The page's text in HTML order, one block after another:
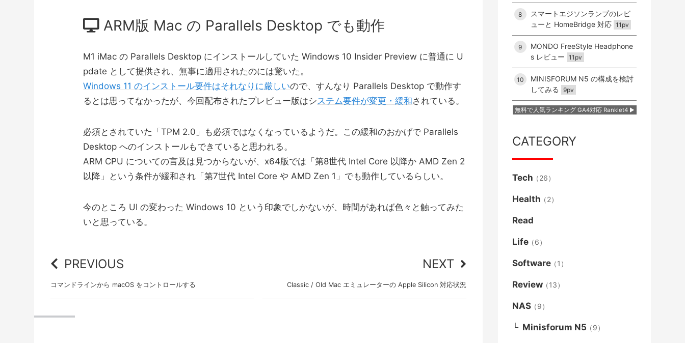
ARM版 Mac の Parallels Desktop でも動作
M1 iMac の Parallels Desktop にインストールしていた Windows 10 Insider Preview に普通に U
pdate として提供され、無事に適用されたのには驚いた。
Windows 11 のインストール要件はそれなりに厳しいので、すんなり Parallels Desktop で動作す
るとは思ってなかったが、今回配布されたプレビュー版はシ ステム要件が変更・緩和されている。
必須とされていた「TPM 2.0」も必須ではなくなっているようだ。この緩和のおかげで Parallels
Desktop へのインストールもできていると思われる。
ARM CPU についての言及は見つからないが、x64版では「第8世代 Intel Core 以降か AMD Zen 2
以降」という条件が緩和され「第7世代 Intel Core や AMD Zen 1」でも動作しているらしい。
今のところ UI の変わった Windows 10 という印象でしかないが、時間があれば色々と触ってみた
いと思っている。
PREVIOUS
コマンドラインから macOS をコントロールする
NEXT
Classic / Old Mac エミュレーターの Apple Silicon 対応状況
8
スマートエジソンランプのレビ
ューと HomeBridge 対応 11pv
9
MONDO FreeStyle Headphone
s レビュー 11pv
10
MINISFORUM N5 の構成を検討
してみる
9pv
無料で人気ランキング GA4対応 Ranklet4
CATEGORY
Tech（26）
Health（2）
Read
Life（6）
Software（1）
Review（13）
NAS（9）
Minisforum N5（9）